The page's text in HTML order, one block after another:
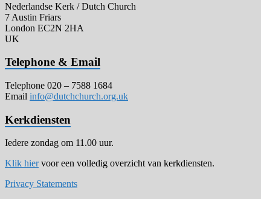
Nederlandse Kerk / Dutch Church
7 Austin Friars
London EC2N 2HA
UK
Telephone & Email
Telephone 020 – 7588 1684
Email info@dutchchurch.org.uk
Kerkdiensten
Iedere zondag om 11.00 uur.
Klik hiervoor een volledig overzicht van kerkdiensten.
Privacy Statements